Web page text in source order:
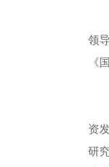
领
《
资
研